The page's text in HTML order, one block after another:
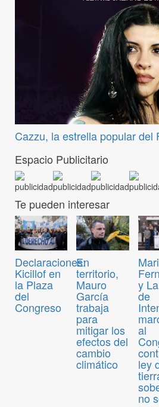
Cazzu, la estrella popular del
Espacio Publicitario
Te pueden interesar
Declaraciones:
Kicillof en
la Plaza
del
Congreso
En
territorio,
Mauro
García
trabaja
para
mitigar los
efectos del
cambio
climático
y
de
al
ley
no